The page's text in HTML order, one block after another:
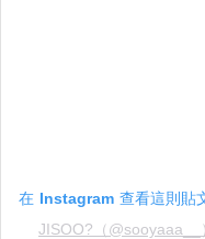
在 Instagram 查看這則貼
JISOO?（@sooyaaa__